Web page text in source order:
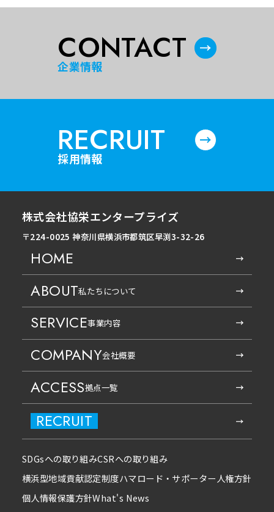
CONTACT
企業情報
RECRUIT
採用情報
株式会社協栄エンタープライズ
〒224-0025 神奈川県横浜市都筑区早渕3-32-26
HOME
ABOUT私たちについて
SERVICE事業内容
COMPANY会社概要
ACCESS拠点一覧
RECRUIT
SDGsへの取り組みCSRへの取り組み
横浜型地域貢献認定制度ハマロード・サポーター人権方針
個人情報保護方針What's News